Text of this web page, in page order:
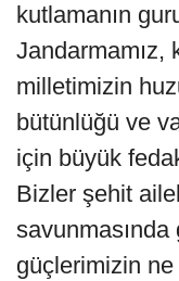
kutlamanın
Jandarmamız,
milletimizin
bütünlüğü ve
için büyük
Bizler şehit
güçlerimizin